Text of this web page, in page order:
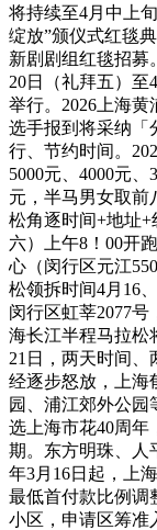
将持续至4月中上
绽放”颁仪式红毯
新剧剧组红毯招募
20日（礼拜五）至
举行。2026上海黄
选手报到将采纳「
行、节约时间。
5000元、4000元、
元，半马男女取前
松角逐时间+地址
六）上午8！00开
心（闵行区元江
松领拆时间4月16
闵行区虹莘2077号
海长江半程马拉松
21日，两天时间、
经逐步怒放，上海
园、浦江郊外公园
选上海市花40周年
期。东方明珠、人
年3月16日起，上
最低首付款比例调
小区，申请区筹准